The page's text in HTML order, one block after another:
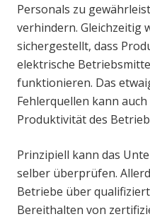
Personals zu
verhindern. Gleichzeitig
sichergestellt, dass
elektrische
funktionieren. Das
Fehlerquellen kann
Produktivität des
Prinzipiell kann das
selber überprüfen.
Betriebe über
Bereithalten von